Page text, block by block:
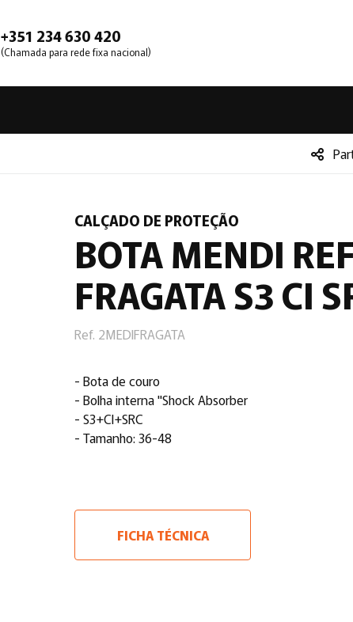
+351 234 630 420
(Chamada para rede fixa nacional)
CALÇADO DE PROTEÇÃO
BOTA MENDI
FRAGATA S3 CI
Ref. 2MEDIFRAGATA
- Bota de couro
- Bolha interna "Shock Absorber
- S3+CI+SRC
- Tamanho: 36-48
FICHA TÉCNICA